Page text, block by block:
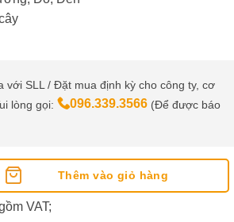
với SLL / Đặt mua định kỳ cho công ty, cơ
lòng gọi:
096.339.3566 (Để được báo
lượng
Thêm vào giỏ hàng
VAT;